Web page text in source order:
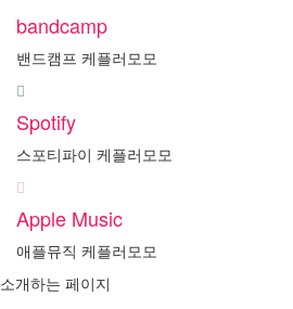
bandcamp
밴드캠프 케플러모모
Spotify
스포티파이 케플러모모
Apple Music
애플뮤직 케플러모모
소개하는 페이지